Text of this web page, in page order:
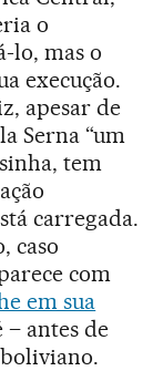
o
lo, mas o
execução.
apesar de
Serna “um
tem
carregada.
caso
com
em sua
– antes de